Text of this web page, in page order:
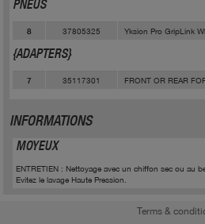
PNEUS
8 37805325 Yksion Pro GripLink
{ADAPTERS}
7 35117301 FRONT OR REAR
INFORMATIONS
MOYEUX
ENTRETIEN : Nettoyage avec un chiffon sec ou au
Evitez le lavage Haute Pression.
Terms &